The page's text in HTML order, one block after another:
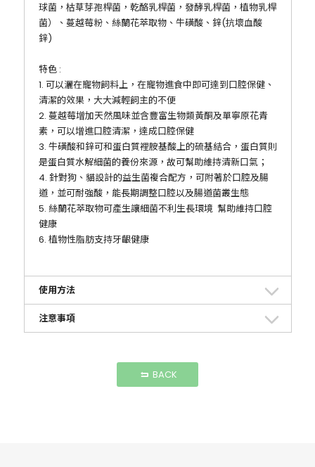
球菌，枯草芽孢桿菌，乾酪乳桿菌，發酵乳桿菌，植物乳桿
菌）、蔓越莓粉、絲蘭花萃取物、牛磺酸、鋅(抗壞血酸
鋅)
特色 :
1. 可以灑在寵物飼料上，在寵物進食中即可達到口腔保健、
清潔的效果，大大減輕飼主的不便
2. 蔓越莓增加天然風味並含豐富生物類黃酮及單寧原花青
素，可以增進口腔清潔，達成口腔保健
3. 牛磺酸和鋅可和蛋白質裡胺基酸上的硫基結合，蛋白質則
是蛋白質水解細菌的養份來源，故可幫助維持清新口氣；
4. 針對狗、貓設計的益生菌複合配方，可附著於口腔及腸
道，並可耐強酸，能長期調整口腔以及腸道菌叢生態
5. 絲蘭花萃取物可產生讓細菌不利生長環境 幫助維持口腔
健康
6. 植物性脂肪支持牙齦健康
使用方法
注意事項
BACK